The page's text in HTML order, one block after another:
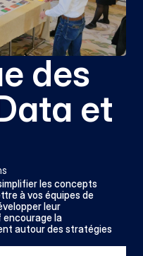
des
et
les concepts
à vos équipes de
leur
la
autour des stratégies